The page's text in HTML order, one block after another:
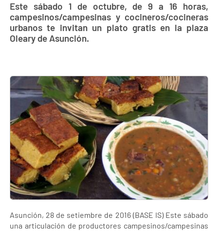
Este sábado 1 de octubre, de 9 a 16 horas,
campesinos/campesinas y cocineros/cocineras
urbanos te invitan un plato gratis en la plaza
Oleary de Asunción.
Asunción, 28 de setiembre de 2016 (BASE IS) Este sábado
una articulación de productores campesinos/campesinas